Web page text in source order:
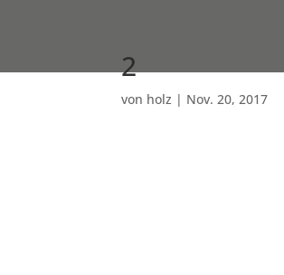
2
von holz | Nov. 20, 2017